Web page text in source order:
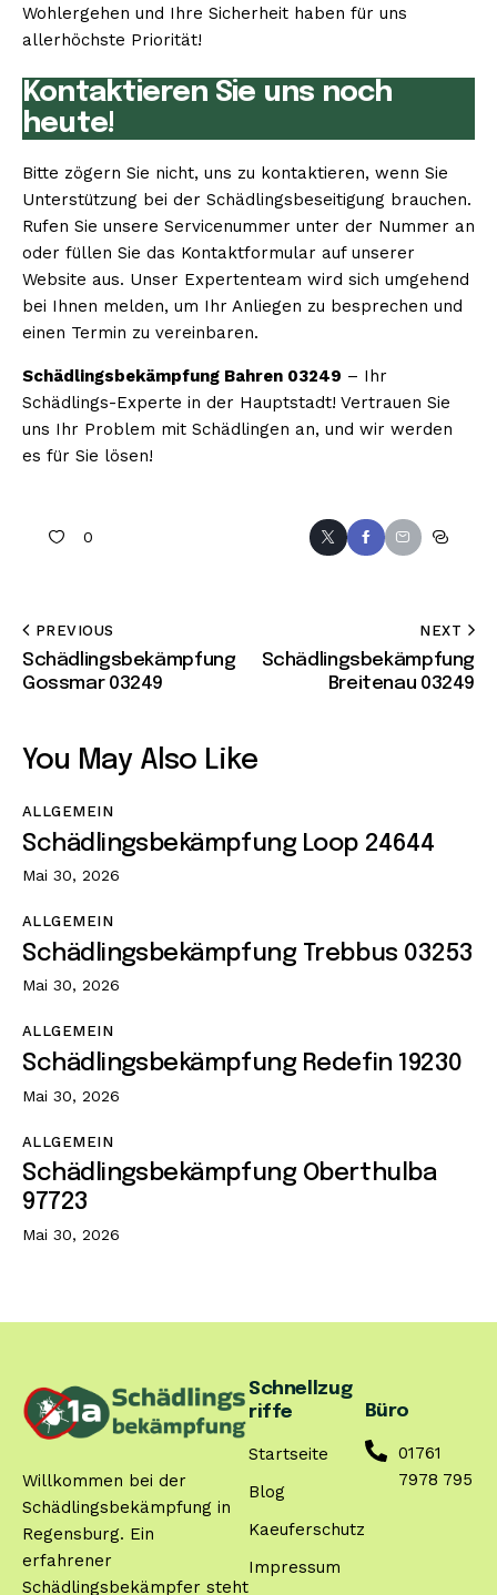
Wohlergehen und Ihre Sicherheit haben für uns
allerhöchste Priorität!
Kontaktieren Sie uns noch
heute!
Bitte zögern Sie nicht, uns zu kontaktieren, wenn Sie
Unterstützung bei der Schädlingsbeseitigung brauchen.
Rufen Sie unsere Servicenummer unter der Nummer an
oder füllen Sie das Kontaktformular auf unserer
Website aus. Unser Expertenteam wird sich umgehend
bei Ihnen melden, um Ihr Anliegen zu besprechen und
einen Termin zu vereinbaren.
Schädlingsbekämpfung Bahren 03249 – Ihr
Schädlings-Experte in der Hauptstadt! Vertrauen Sie
uns Ihr Problem mit Schädlingen an, und wir werden
es für Sie lösen!
0
PREVIOUS
Schädlingsbekämpfung
Gossmar 03249
NEXT
Schädlingsbekämpfung
Breitenau 03249
You May Also Like
ALLGEMEIN
Schädlingsbekämpfung Loop 24644
Mai 30, 2026
ALLGEMEIN
Schädlingsbekämpfung Trebbus 03253
Mai 30, 2026
ALLGEMEIN
Schädlingsbekämpfung Redefin 19230
Mai 30, 2026
ALLGEMEIN
Schädlingsbekämpfung Oberthulba
97723
Mai 30, 2026
Willkommen bei der
Schädlingsbekämpfung in
Regensburg. Ein
erfahrener
Schädlingsbekämpfer steht
Schnellzug
riffe
Startseite
Blog
Kaeuferschutz
Impressum
Büro
01761
7978 795